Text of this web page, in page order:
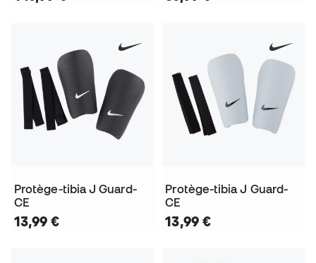
Protège-tibia J Guard-
CE
13,99 €
Protège-tibia J Guard-
CE
13,99 €